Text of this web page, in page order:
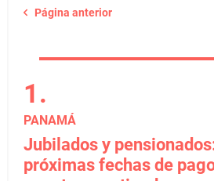
Página anterior
PANAMÁ
Jubilados y
próximas fechas de